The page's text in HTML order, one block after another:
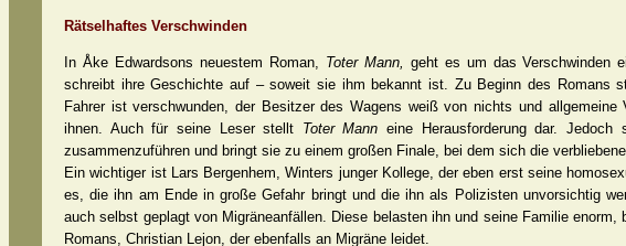
Rätselhaftes Verschwinden
In Åke Edwardsons neuestem Roman, Toter Mann, geht es um das Verschwinden
schreibt ihre Geschichte auf – soweit sie ihm bekannt ist. Zu Beginn des Romans
Fahrer ist verschwunden, der Besitzer des Wagens weiß von nichts und
ihnen. Auch für seine Leser stellt Toter Mann eine Herausforderung dar.
zusammenzuführen und bringt sie zu einem großen Finale, bei dem sich die
Ein wichtiger ist Lars Bergenhem, Winters junger Kollege, der eben erst seine
es, die ihn am Ende in große Gefahr bringt und die ihn als Polizisten unvorsichtig
auch selbst geplagt von Migräneanfällen. Diese belasten ihn und seine Familie enorm,
Romans, Christian Lejon, der ebenfalls an Migräne leidet.